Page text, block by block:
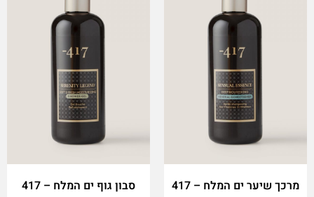
מרכך שיער ים המלח – 417 סבון גוף ים המלח – 417